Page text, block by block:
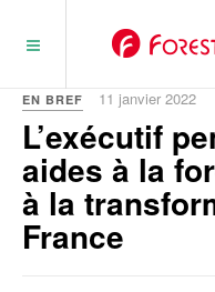
EN BREF 11 janvier 2022
L’exécutif
aides à la
à la
France